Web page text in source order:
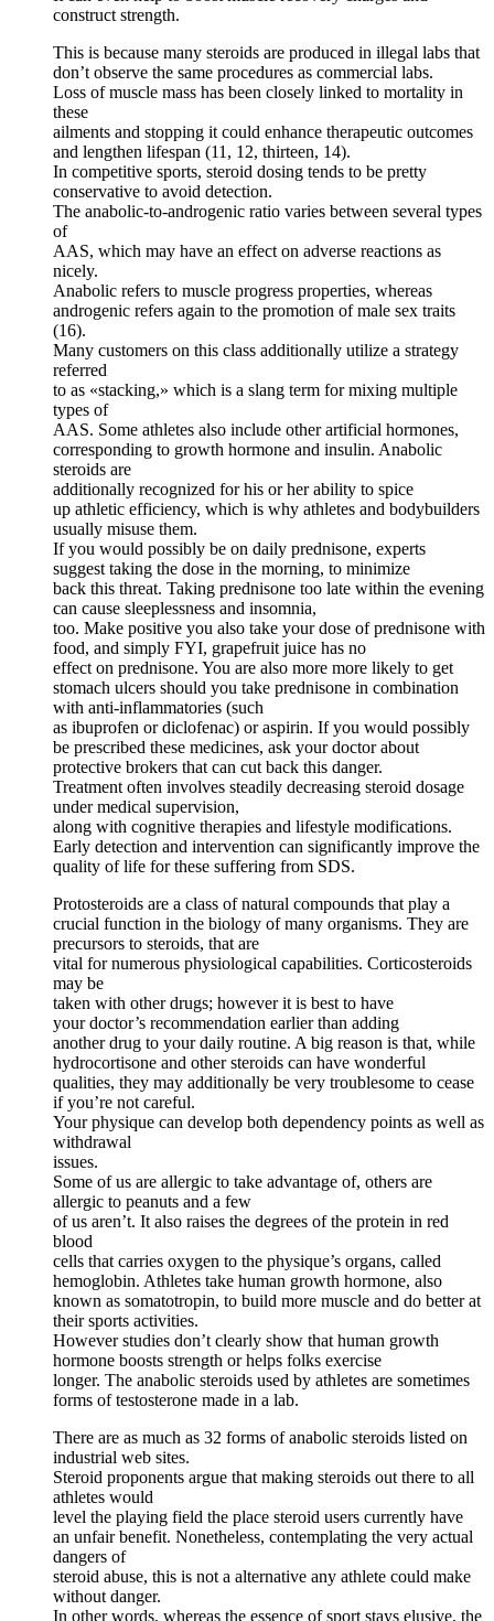
construct strength.
This is because many steroids are produced in illegal labs that
don’t observe the same procedures as commercial labs.
Loss of muscle mass has been closely linked to mortality in
these
ailments and stopping it could enhance therapeutic outcomes
and lengthen lifespan (11, 12, thirteen, 14).
In competitive sports, steroid dosing tends to be pretty
conservative to avoid detection.
The anabolic-to-androgenic ratio varies between several types
of
AAS, which may have an effect on adverse reactions as
nicely.
Anabolic refers to muscle progress properties, whereas
androgenic refers again to the promotion of male sex traits
(16).
Many customers on this class additionally utilize a strategy
referred
to as «stacking,» which is a slang term for mixing multiple
types of
AAS. Some athletes also include other artificial hormones,
corresponding to growth hormone and insulin. Anabolic
steroids are
additionally recognized for his or her ability to spice
up athletic efficiency, which is why athletes and bodybuilders
usually misuse them.
If you would possibly be on daily prednisone, experts
suggest taking the dose in the morning, to minimize
back this threat. Taking prednisone too late within the evening
can cause sleeplessness and insomnia,
too. Make positive you also take your dose of prednisone with
food, and simply FYI, grapefruit juice has no
effect on prednisone. You are also more more likely to get
stomach ulcers should you take prednisone in combination
with anti-inflammatories (such
as ibuprofen or diclofenac) or aspirin. If you would possibly
be prescribed these medicines, ask your doctor about
protective brokers that can cut back this danger.
Treatment often involves steadily decreasing steroid dosage
under medical supervision,
along with cognitive therapies and lifestyle modifications.
Early detection and intervention can significantly improve the
quality of life for these suffering from SDS.
Protosteroids are a class of natural compounds that play a
crucial function in the biology of many organisms. They are
precursors to steroids, that are
vital for numerous physiological capabilities. Corticosteroids
may be
taken with other drugs; however it is best to have
your doctor’s recommendation earlier than adding
another drug to your daily routine. A big reason is that, while
hydrocortisone and other steroids can have wonderful
qualities, they may additionally be very troublesome to cease
if you’re not careful.
Your physique can develop both dependency points as well as
withdrawal
issues.
Some of us are allergic to take advantage of, others are
allergic to peanuts and a few
of us aren’t. It also raises the degrees of the protein in red
blood
cells that carries oxygen to the physique’s organs, called
hemoglobin. Athletes take human growth hormone, also
known as somatotropin, to build more muscle and do better at
their sports activities.
However studies don’t clearly show that human growth
hormone boosts strength or helps folks exercise
longer. The anabolic steroids used by athletes are sometimes
forms of testosterone made in a lab.
There are as much as 32 forms of anabolic steroids listed on
industrial web sites.
Steroid proponents argue that making steroids out there to all
athletes would
level the playing field the place steroid users currently have
an unfair benefit. Nonetheless, contemplating the very actual
dangers of
steroid abuse, this is not a alternative any athlete could make
without danger.
In other words, whereas the essence of sport stays elusive, the